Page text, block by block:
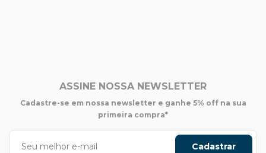
ASSINE NOSSA NEWSLETTER
Cadastre-se em nossa newsletter e ganhe 5% off na sua
primeira compra*
Cadastrar